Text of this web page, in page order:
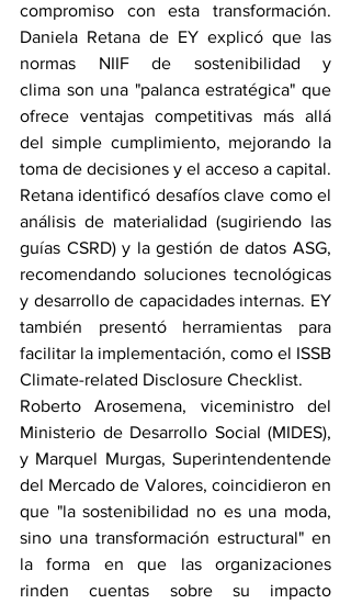
compromiso con esta transformación.
Daniela Retana de EY explicó que las
normas NIIF de sostenibilidad y
clima son una "palanca estratégica" que
ofrece ventajas competitivas más allá
del simple cumplimiento, mejorando la
toma de decisiones y el acceso a capital.
Retana identificó desafíos clave como el
análisis de materialidad (sugiriendo las
guías CSRD) y la gestión de datos ASG,
recomendando soluciones tecnológicas
y desarrollo de capacidades internas. EY
también presentó herramientas para
facilitar la implementación, como el ISSB
Climate-related Disclosure Checklist.
Roberto Arosemena, viceministro del
Ministerio de Desarrollo Social (MIDES),
y Marquel Murgas, Superintendentende
del Mercado de Valores, coincidieron en
que "la sostenibilidad no es una moda,
sino una transformación estructural" en
la forma en que las organizaciones
rinden cuentas sobre su impacto